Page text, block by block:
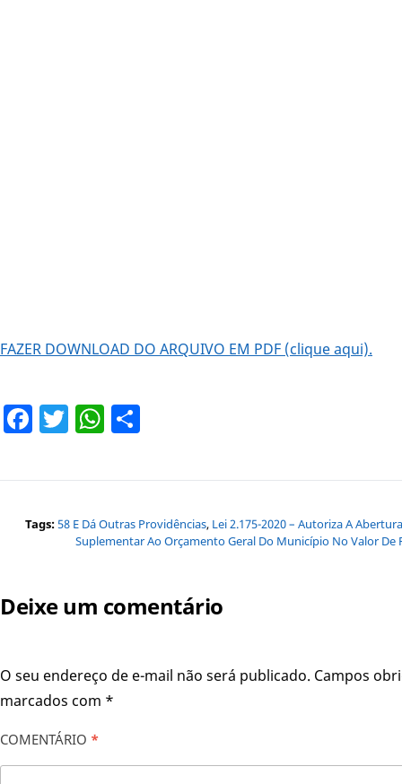
FAZER DOWNLOAD DO ARQUIVO EM PDF (clique aqui).
Facebook
TwitterWhatsApp
Tags:58 E Dá Outras Providências, Lei 2.175-2020 – Autoriza A
Suplementar Ao Orçamento Geral Do Município No Valor De
Deixe um comentário
O seu endereço de e-mail não será publicado. Campos
marcados com *
COMENTÁRIO *